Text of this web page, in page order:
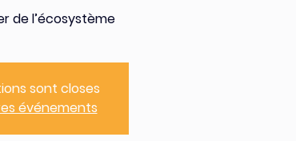
de l’écosystème
sont closes
événements